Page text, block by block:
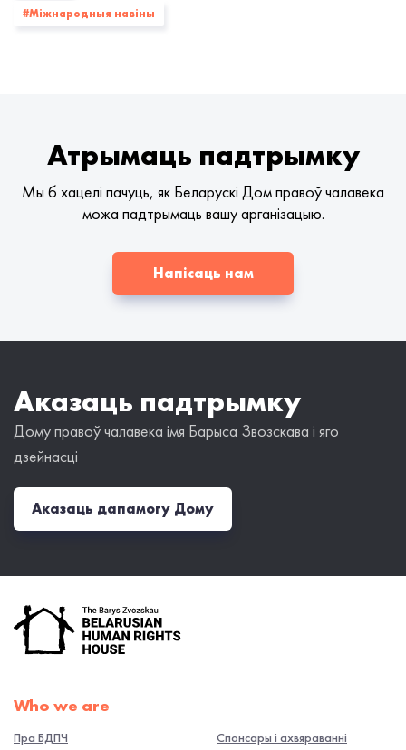
#Міжнародныя навіны
Атрымаць падтрымку
Мы б хацелі пачуць, як Беларускі Дом правоў чалавека
можа падтрымаць вашу арганізацыю.
Напісаць нам
Аказаць падтрымку
Дому правоў чалавека імя Барыса Звозскава і яго
дзейнасці
Аказаць дапамогу Дому
Who we are
Пра БДПЧ Спонсары і ахвяраванні